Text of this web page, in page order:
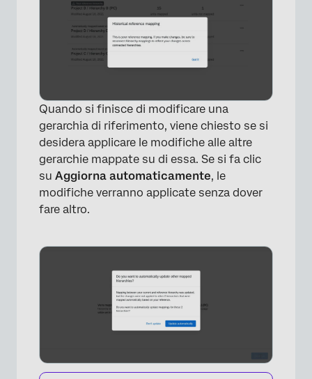
Quando si finisce di modificare una
gerarchia di riferimento, viene chiesto se si
desidera applicare le modifiche alle altre
gerarchie mappate su di essa. Se si fa clic
su Aggiorna automaticamente, le
modifiche verranno applicate senza dover
fare altro.